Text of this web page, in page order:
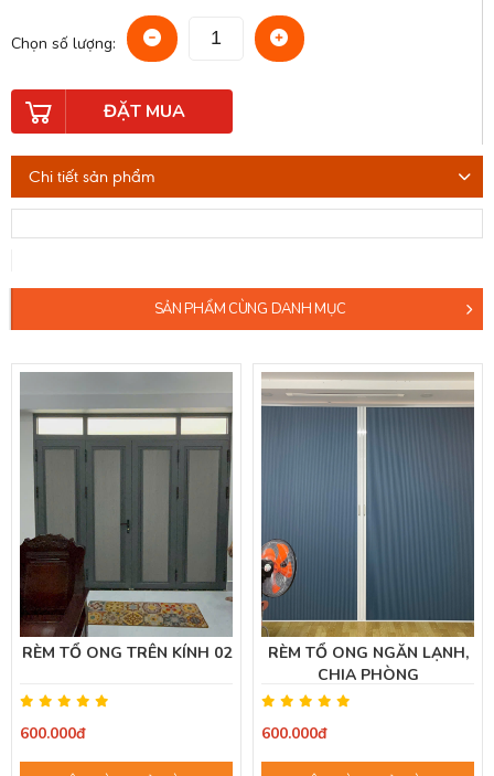
Chọn số lượng:
ĐẶT MUA
Chi tiết sản phẩm
SẢN PHẨM CÙNG DANH MỤC
RÈM TỔ ONG TRÊN KÍNH 02
600.000đ
RÈM TỔ ONG NGĂN LẠNH,
CHIA PHÒNG
600.000đ